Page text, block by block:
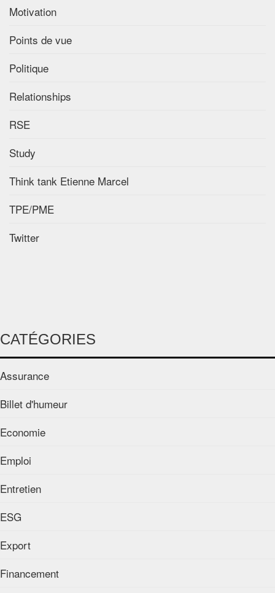
Motivation
Points de vue
Politique
Relationships
RSE
Study
Think tank Etienne Marcel
TPE/PME
Twitter
CATÉGORIES
Assurance
Billet d'humeur
Economie
Emploi
Entretien
ESG
Export
Financement